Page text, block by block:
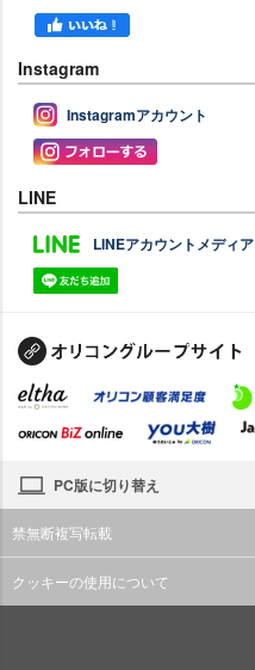
Instagram
Instagramアカウント
LINE
LINEアカウントメディア
PC版に切り替え
禁無断複写転載
クッキーの使用について